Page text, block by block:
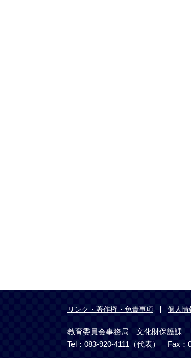
リンク・著作権・免責事項 個人情
教育委員会事務局 文化財保護課
Tel：083-920-4111（代表） Fax：